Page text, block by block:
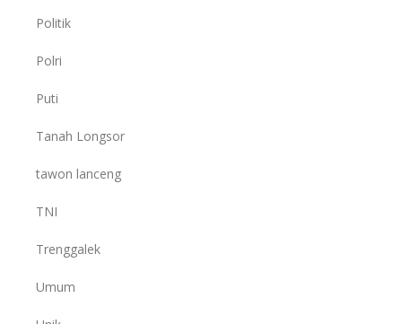
Politik
Polri
Puti
Tanah Longsor
tawon lanceng
TNI
Trenggalek
Umum